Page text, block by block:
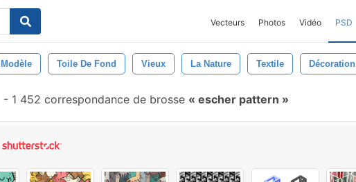
Vecteurs Photos Vidéo PSD
Modèle Toile De Fond Vieux La Nature Textile Décoration
- 1 452 correspondance de brosse escher pattern